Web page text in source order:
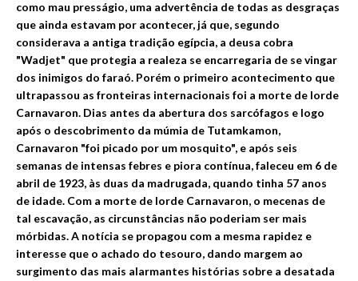
como mau presságio, uma advertência de todas as desgraças
que ainda estavam por acontecer, já que, segundo
considerava a antiga tradição egípcia, a deusa cobra
"Wadjet" que protegia a realeza se encarregaria de se vingar
dos inimigos do faraó. Porém o primeiro acontecimento que
ultrapassou as fronteiras internacionais foi a morte de lorde
Carnavaron. Dias antes da abertura dos sarcófagos e logo
após o descobrimento da múmia de Tutamkamon,
Carnavaron "foi picado por um mosquito", e após seis
semanas de intensas febres e piora contínua, faleceu em 6 de
abril de 1923, às duas da madrugada, quando tinha 57 anos
de idade. Com a morte de lorde Carnavaron, o mecenas de
tal escavação, as circunstâncias não poderiam ser mais
mórbidas. A notícia se propagou com a mesma rapidez e
interesse que o achado do tesouro, dando margem ao
surgimento das mais alarmantes histórias sobre a desatada